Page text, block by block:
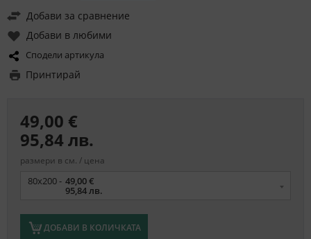
Добави за сравнение
Добави в любими
Сподели артикула
Принтирай
49,00 €
95,84 лв.
размери в см. / цена
Размер
80x200 - 49,00 €
95,84 лв.
ДОБАВИ В КОЛИЧКАТА